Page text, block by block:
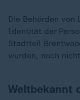
Die Behörden von
Identität der
Stadtteil
wurden, noch
Weltbekannt